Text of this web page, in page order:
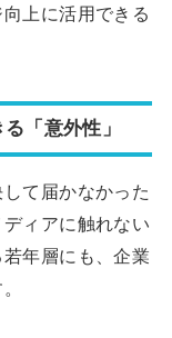
上に活用できる
「意外性」
て届かなかった
ィアに触れない
年層にも、企業